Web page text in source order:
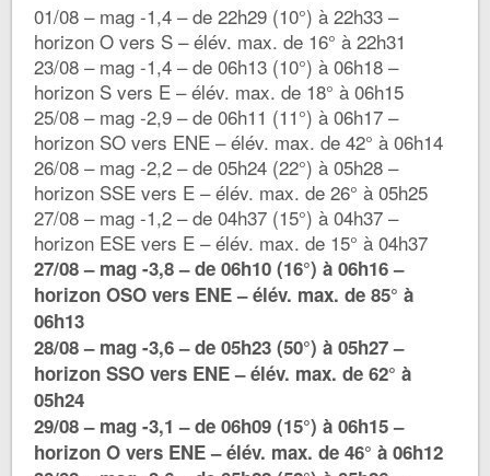
01/08 – mag -1,4 – de 22h29 (10°) à 22h33 –
horizon O vers S – élév. max. de 16° à 22h31
23/08 – mag -1,4 – de 06h13 (10°) à 06h18 –
horizon S vers E – élév. max. de 18° à 06h15
25/08 – mag -2,9 – de 06h11 (11°) à 06h17 –
horizon SO vers ENE – élév. max. de 42° à 06h14
26/08 – mag -2,2 – de 05h24 (22°) à 05h28 –
horizon SSE vers E – élév. max. de 26° à 05h25
27/08 – mag -1,2 – de 04h37 (15°) à 04h37 –
horizon ESE vers E – élév. max. de 15° à 04h37
27/08 – mag -3,8 – de 06h10 (16°) à 06h16 –
horizon OSO vers ENE – élév. max. de 85° à
06h13
28/08 – mag -3,6 – de 05h23 (50°) à 05h27 –
horizon SSO vers ENE – élév. max. de 62° à
05h24
29/08 – mag -3,1 – de 06h09 (15°) à 06h15 –
horizon O vers ENE – élév. max. de 46° à 06h12